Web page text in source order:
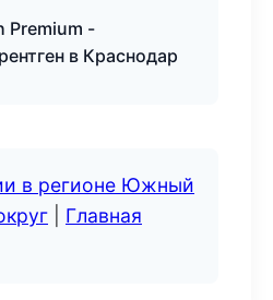
Premium -
в Краснодар
в регионе Южный
Главная